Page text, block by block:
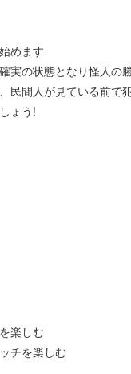
めます
実の状態となり怪人の
民間人が見ている前で
ょう!
楽しむ
チを楽しむ